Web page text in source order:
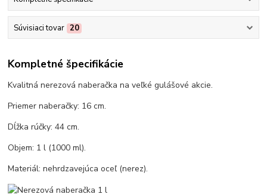
Súvisiaci tovar 20
Kompletné špecifikácie
Kvalitná nerezová naberačka na veľké gulášové akcie.
Priemer naberačky: 16 cm.
Dĺžka rúčky: 44 cm.
Objem: 1 l (1000 ml).
Materiál: nehrdzavejúca oceľ (nerez).